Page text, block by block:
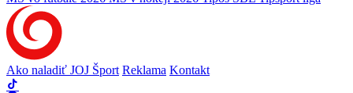
Ako naladiť JOJ Šport Reklama Kontakt